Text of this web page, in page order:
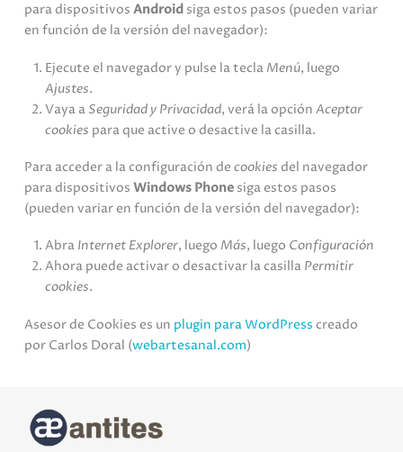
para dispositivos Androidsiga estos pasos (pueden variar
en función de la versión del navegador):
Ejecute el navegador y pulse la tecla Menú, luego
Ajustes.
Vaya a Seguridad y Privacidad, verá la opciónAceptar
cookies para que active o desactive la casilla.
Para acceder a la configuración de cookies del navegador
para dispositivos Windows Phonesiga estos pasos
(pueden variar en función de la versión del navegador):
Abra Internet Explorer, luego Más, luego Configuración
Ahora puede activar o desactivar la casilla Permitir
cookies.
Asesor de Cookies es un plugin para WordPress creado
por Carlos Doral (webartesanal.com)